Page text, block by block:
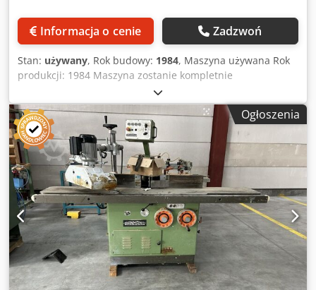
Informacja o cenie Zadzwoń
Stan: używany, Rok budowy: 1984, Maszyna używana Rok
produkcji: 1984 Maszyna zostanie kompletnie
zregenerowana Wyposażenie i dane techniczne: Wielkość
stołu: 1100 x 880 mm Silnik napędowy z przełączaniem
biegunów: 5/6 kW Prędkości obrotowe wrzeciona:
3000/4500/6000/9000 obr./min Ręczna regulacja wysokości:
za pomocą pokrętła ręcznego Ręczna regulacja pochylenia:
za pomocą pokrętła ręcznego Regulacja wysokości
wrzeciona frezarki: 110 mm Regulacja pochylenia
wrzeciona frezarki: od -5° do 45°, podwójne łożyskowanie
Przełącznik zmiany kierunku obrotów prawo/lewo Z 3-
rolkowym podajnikiem Zdjęcia przedstawiają maszynę w
stanie przed renowacją, sprzedaż bez widocznych na
zdjęciach przedłużeń stołu Aigner Cjdpfx Aaezlbrisyeha
Dostępność: do uzgodnienia Miejsce magazynowania:
Flörsheim
Ogłoszenia